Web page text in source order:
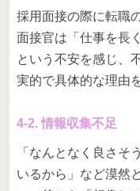
採用面接の際に転職
面接官は「仕事を長
という不安を感じ、
実的で具体的な理由
4-2. 情報収集不足
「なんとなく良さそ
いるから」など漠然